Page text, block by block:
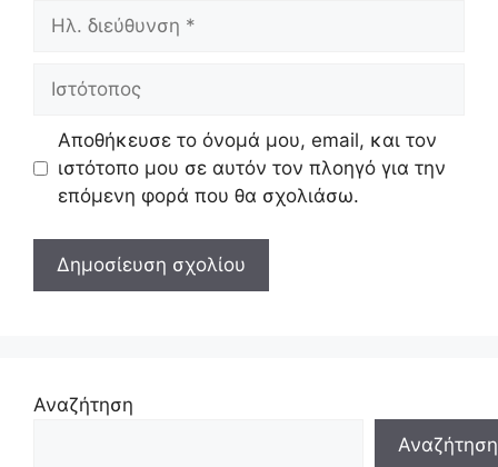
Ηλ.
Ιστότοπος
Αποθήκευσε το όνομά μου, email, και τον
ιστότοπο μου σε αυτόν τον πλοηγό για την
επόμενη φορά που θα σχολιάσω.
Αναζήτηση
Αναζήτηση